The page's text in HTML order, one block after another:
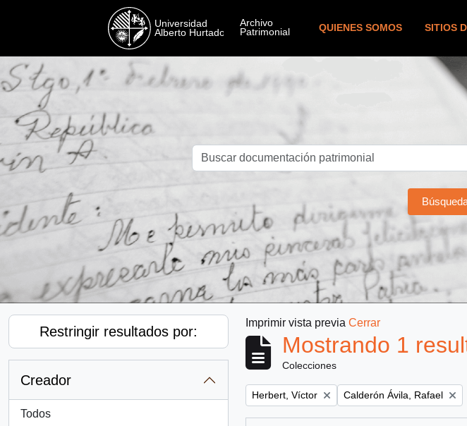
QUIENES SOMOS SITIOS
Restringir resultados por:
Creador
Todos
Imprimir vista previa Cerrar
Mostrando 1
Colecciones
Remove filter:
Herbert, Víctor Remove filter:
Calderón Ávila, Rafael